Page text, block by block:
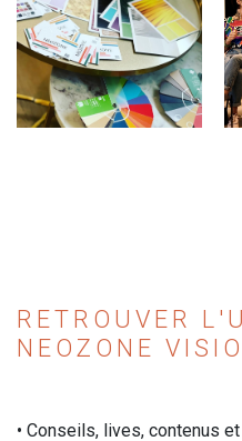
RETROUVER
NEOZONE
• Conseils, lives, contenus